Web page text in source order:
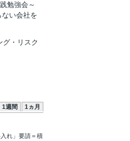
勉強会～
い会社を
グ・リスク
1週間 1ヵ月
れ」要請＝積